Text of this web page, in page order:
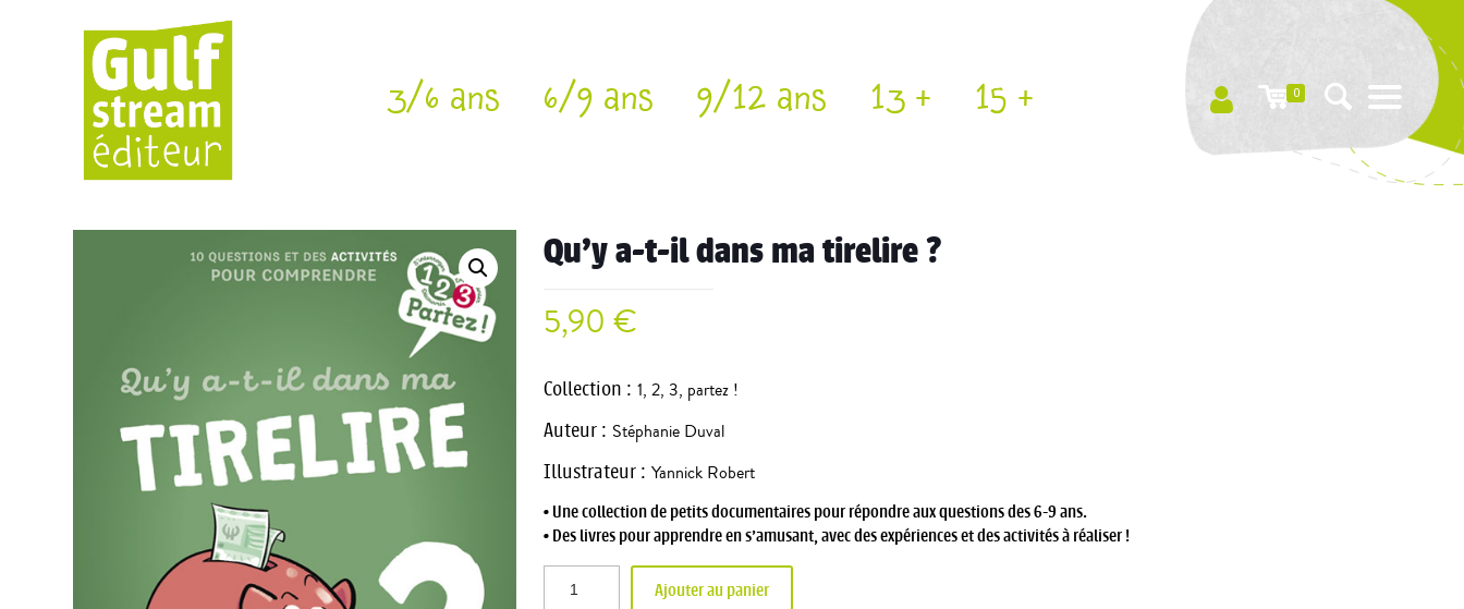
3/6 ans 6/9 ans 9/12 ans 13 + 15 + 0
Qu’y a-t-il dans ma tirelire ?
5,90€
Collection : 1, 2, 3, partez !
Auteur : Stéphanie Duval
Illustrateur : Yannick Robert
• Une collection de petits documentaires pour répondre aux questions des 6-9 ans.
• Des livres pour apprendre en s’amusant, avec des expériences et des activités à réaliser !
Ajouter au panier